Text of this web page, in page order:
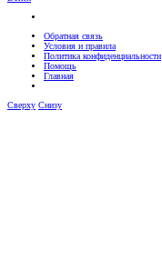
Обратная связь
Условия и правила
Политика конфиденциальности
Помощь
Главная
Сверху Снизу